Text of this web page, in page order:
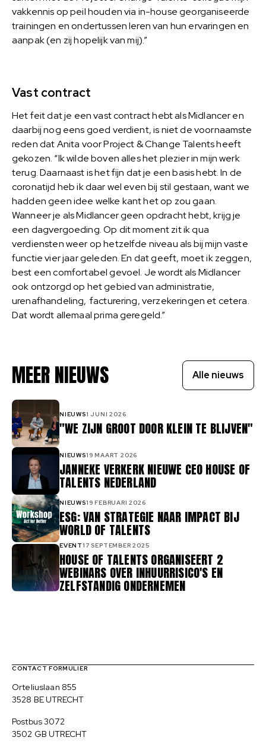
vakkennis op peil houden via in-house georganiseerde
trainingen en ondertussen leren van hun ervaringen en
aanpak (en zij hopelijk van mij).”
Vast contract
Het feit dat je een vast contract hebt als Midlancer en
daarbij nog eens goed verdient, is niet de voornaamste
reden dat Anita voor Project & Change Talents heeft
gekozen. “Ik wilde boven alles het plezier in mijn werk
terug. Daarnaast is het fijn dat je een basis hebt. In de
coronatijd heb ik daar wel even bij stil gestaan, want we
hadden geen idee welke kant het op zou gaan.
Wanneer je als Midlancer geen opdracht hebt, krijg je
een dagvergoeding. Op dit moment zit ik qua
verdiensten weer op hetzelfde niveau als bij mijn vaste
functie vier jaar geleden. En dat geeft, moet ik zeggen,
best een comfortabel gevoel. Je wordt als Midlancer
ook ontzorgd op het gebied van administratie,
urenafhandeling, facturering, verzekeringen et cetera.
Dat wordt allemaal prima geregeld.”
MEER NIEUWS Alle nieuws
"WE ZIJN GROOT DOOR KLEIN TE BLIJVEN"
NIEUWS1 JUNI 2026
JANNEKE VERKERK NIEUWE CEO HOUSE OF
TALENTS NEDERLAND
NIEUWS19 MAART 2026
ESG: VAN STRATEGIE NAAR IMPACT BIJ
WORLD OF TALENTS
NIEUWS19 FEBRUARI 2026
HOUSE OF TALENTS ORGANISEERT 2
WEBINARS OVER INHUURRISICO'S EN
ZELFSTANDIG ONDERNEMEN
EVENT17 SEPTEMBER 2025
Contact, verdere links en colofon
CONTACT FORMULIER
Bezoekadres
Orteliuslaan 855
3528 BE UTRECHT
Postadres
Postbus 3072
3502 GB UTRECHT